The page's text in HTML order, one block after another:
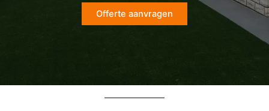
Offerte aanvragen